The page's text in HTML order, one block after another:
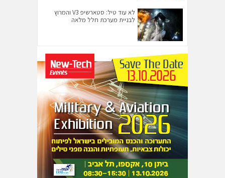
לא עוד טיל: סטארשיפ V3 והמרוץ
לבניית מערכת חלל מלאה